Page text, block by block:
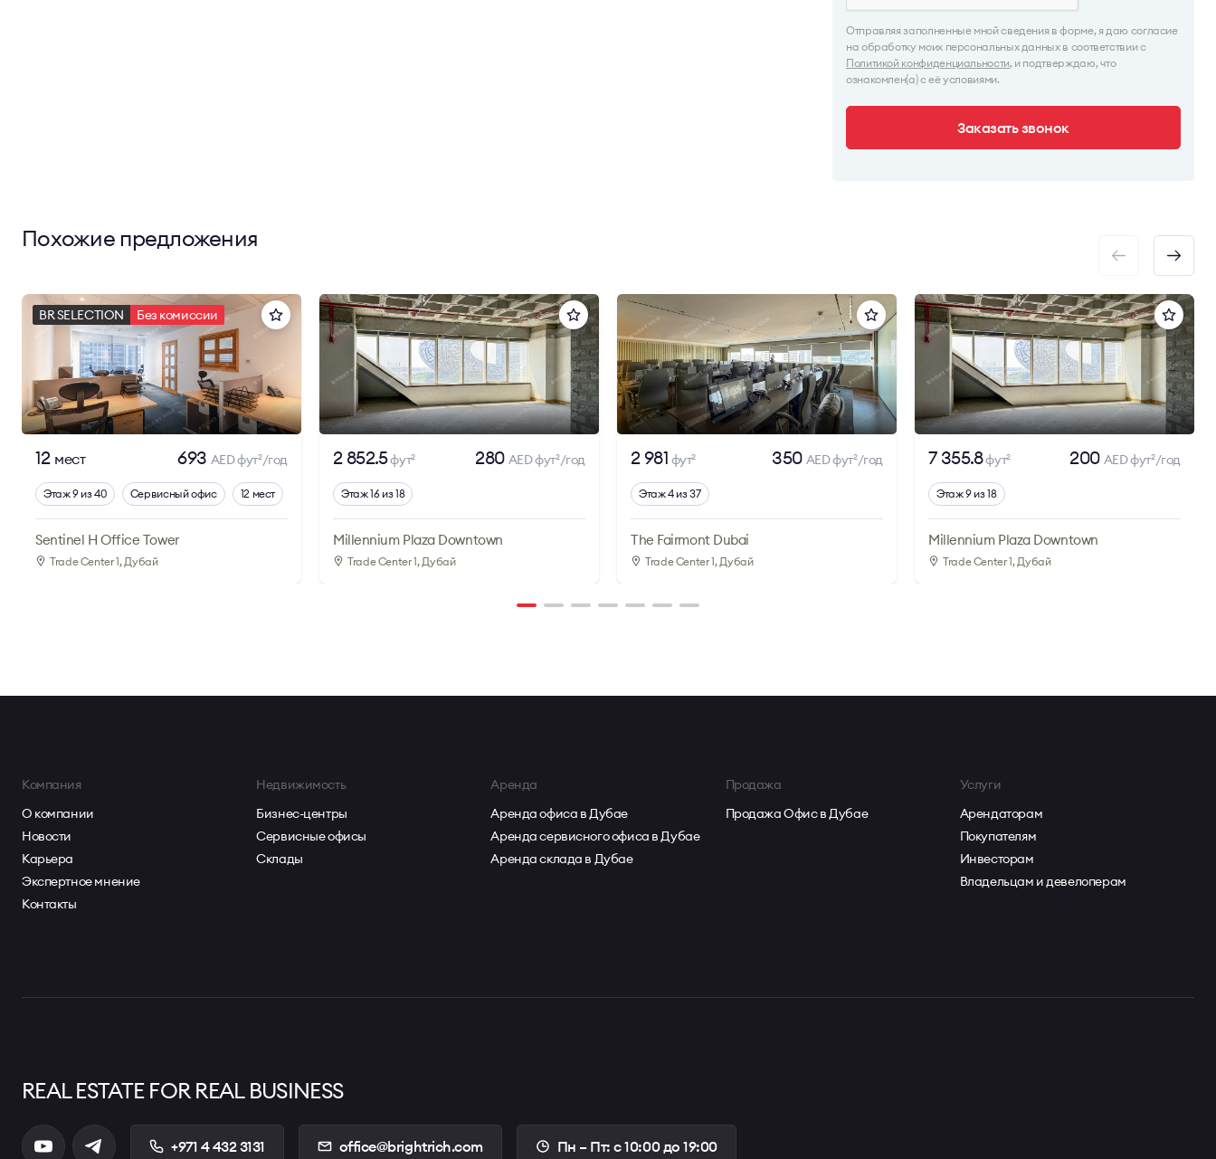
Отправляя заполненные мной сведения в форме, я даю согласие
на обработку моих персональных данных в соответствии с
Политикой конфиденциальности, и подтверждаю, что
ознакомлен(а) с её условиями.
Заказать звонок
Похожие предложения
BR SELECTION Без комиссии
12 мест 693 AED фут2/год
Этаж 9 из 40 Сервисный офис 12 мест
Sentinel H Office Tower
Trade Center 1, Дубай
2 852.5фут2 280 AED фут2/год
Этаж 16 из 18
Millennium Plaza Downtown
Trade Center 1, Дубай
2 981 фут2 350 AED фут2/год
Этаж 4 из 37
The Fairmont Dubai
Trade Center 1, Дубай
7 355.8фут2 200 AED фут2/год
Этаж 9 из 18
Millennium Plaza Downtown
Trade Center 1, Дубай
Компания
О компании
Новости
Карьера
Экспертное мнение
Контакты
Недвижимость
Бизнес-центры
Сервисные офисы
Склады
Аренда
Аренда офиса в Дубае
Аренда сервисного офиса в Дубае
Аренда склада в Дубае
Продажа
Продажа Офис в Дубае
Услуги
Арендаторам
Покупателям
Инвесторам
Владельцам и девелоперам
REAL ESTATE FOR REAL BUSINESS
+971 4 432 3131 office@brightrich.com Пн – Пт: с 10:00 до 19:00